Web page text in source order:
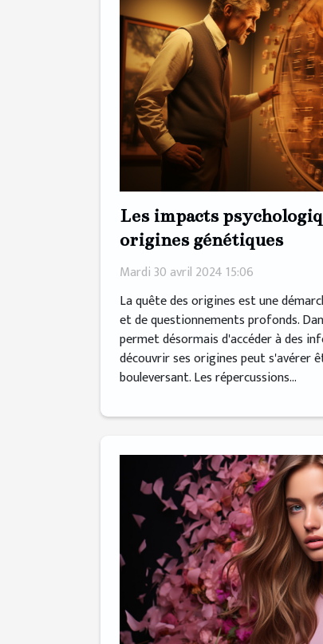
Les impacts
origines génétiques
Mardi 30 avril 2024 15:06
La quête des origines est une
et de questionnements profonds.
permet désormais d'accéder à des
découvrir ses origines peut s'avérer
bouleversant. Les répercussions...